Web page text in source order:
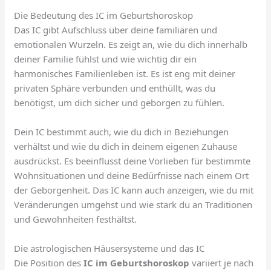
Die Bedeutung des IC im Geburtshoroskop
Das IC gibt Aufschluss über deine familiären und
emotionalen Wurzeln. Es zeigt an, wie du dich innerhalb
deiner Familie fühlst und wie wichtig dir ein
harmonisches Familienleben ist. Es ist eng mit deiner
privaten Sphäre verbunden und enthüllt, was du
benötigst, um dich sicher und geborgen zu fühlen.
Dein IC bestimmt auch, wie du dich in Beziehungen
verhältst und wie du dich in deinem eigenen Zuhause
ausdrückst. Es beeinflusst deine Vorlieben für bestimmte
Wohnsituationen und deine Bedürfnisse nach einem Ort
der Geborgenheit. Das IC kann auch anzeigen, wie du mit
Veränderungen umgehst und wie stark du an Traditionen
und Gewohnheiten festhältst.
Die astrologischen Häusersysteme und das IC
Die Position desIC im Geburtshoroskop variiert je nach